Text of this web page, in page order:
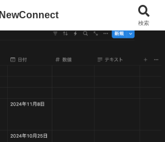
NewConnect
検索